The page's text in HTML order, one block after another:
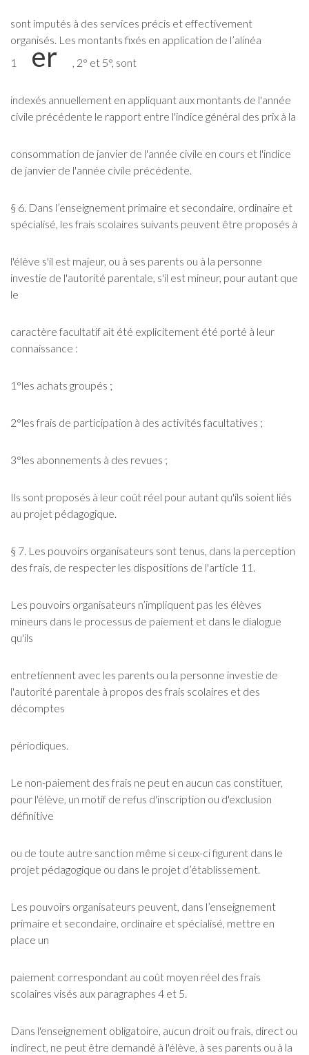
sont imputés à des services précis et effectivement
organisés. Les montants fixés en application de l’alinéa
1
er , 2° et 5°, sont
indexés annuellement en appliquant aux montants de l'année
civile précédente le rapport entre l'indice général des prix à la
consommation de janvier de l'année civile en cours et l'indice
de janvier de l'année civile précédente.
§ 6. Dans l’enseignement primaire et secondaire, ordinaire et
spécialisé, les frais scolaires suivants peuvent être proposés à
l'élève s'il est majeur, ou à ses parents ou à la personne
investie de l'autorité parentale, s'il est mineur, pour autant que
le
caractère facultatif ait été explicitement été porté à leur
connaissance :
1°les achats groupés ;
2°les frais de participation à des activités facultatives ;
3°les abonnements à des revues ;
Ils sont proposés à leur coût réel pour autant qu'ils soient liés
au projet pédagogique.
§ 7. Les pouvoirs organisateurs sont tenus, dans la perception
des frais, de respecter les dispositions de l'article 11.
Les pouvoirs organisateurs n’impliquent pas les élèves
mineurs dans le processus de paiement et dans le dialogue
qu'ils
entretiennent avec les parents ou la personne investie de
l'autorité parentale à propos des frais scolaires et des
décomptes
périodiques.
Le non-paiement des frais ne peut en aucun cas constituer,
pour l'élève, un motif de refus d'inscription ou d'exclusion
définitive
ou de toute autre sanction même si ceux-ci figurent dans le
projet pédagogique ou dans le projet d’établissement.
Les pouvoirs organisateurs peuvent, dans l’enseignement
primaire et secondaire, ordinaire et spécialisé, mettre en
place un
paiement correspondant au coût moyen réel des frais
scolaires visés aux paragraphes 4 et 5.
Dans l'enseignement obligatoire, aucun droit ou frais, direct ou
indirect, ne peut être demandé à l'élève, à ses parents ou à la